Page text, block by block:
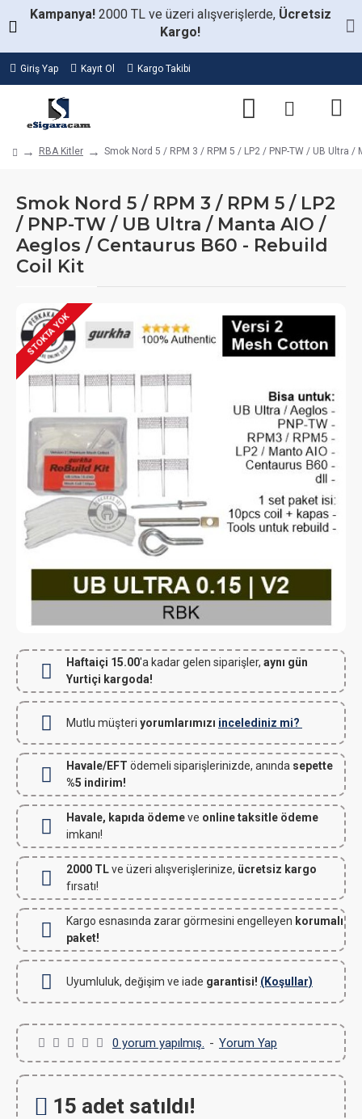
Kampanya! 2000 TL ve üzeri alışverişlerde, Ücretsiz
Kargo!
Giriş Yap Kayıt Ol Kargo Takibi
RBA Kitler Smok Nord 5 / RPM 3 / RPM 5 / LP2 / PNP-TW / UB Ultra
Smok Nord 5 / RPM 3 / RPM 5 / LP2
/ PNP-TW / UB Ultra / Manta AIO /
Aeglos / Centaurus B60 - Rebuild
Coil Kit
STOKTA VAR
STOKTA YOK
Haftaiçi 15.00'a kadar gelen siparişler, aynı gün
Yurtiçi kargoda!
Mutlu müşteri yorumlarımızı incelediniz mi?
Havale/EFT ödemeli siparişlerinizde, anında sepette
%5 indirim!
Havale, kapıda ödemeve online taksitle ödeme
imkanı!
2000 TLve üzeri alışverişlerinize, ücretsiz kargo
fırsatı!
Kargo esnasında zarar görmesini engelleyen korumalı
paket!
Uyumluluk, değişim ve iade garantisi! (Koşullar)
0 yorum yapılmış. - Yorum Yap
15 adet satıldı!